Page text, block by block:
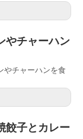
やチャーハン
やチャーハンを食
餃子とカレー